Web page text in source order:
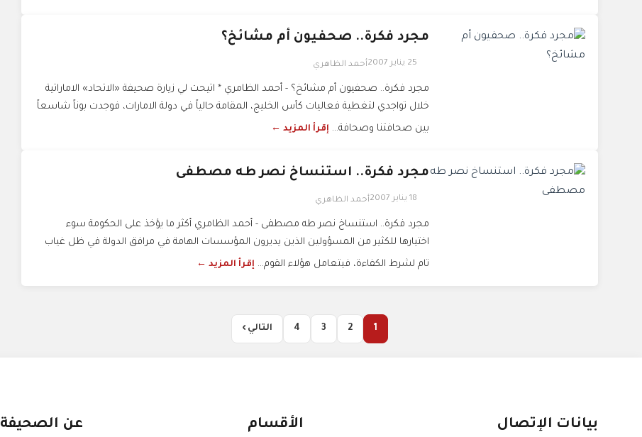
مجرد فكرة.. صحفيون أم مشائخ؟
25 يناير 2007 أحمد الظاهري
مجرد فكرة.. صحفيون أم مشائخ؟ - أحمد الظامري * اتيحت لي زيارة صحيفة «الاتحاد» الاماراتية
خلال تواجدي لتغطية فعاليات كأس الخليج، المقامة حالياً في دولة الامارات، فوجدت بوناً شاسعاً
بين صحافتنا وصحافة... إقرأ المزيد ←
مجرد فكرة.. استنساخ نصر طه مصطفى
18 يناير 2007 أحمد الظاهري
مجرد فكرة.. استنساخ نصر طه مصطفى - أحمد الظامري أكثر ما يؤخذ على الحكومة سوء
اختيارها للكثير من المسؤولين الذين يديرون المؤسسات الهامة في مرافق الدولة في ظل غياب
تام لشرط الكفاءة، فيتعامل هؤلاء القوم... إقرأ المزيد ←
1
2
3
4 التالي ›
بيانات الإتصال الأقسام عن الصحيفة